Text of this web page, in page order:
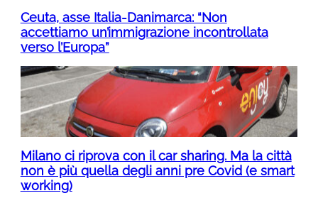
Ceuta, asse Italia-Danimarca: “Non
accettiamo un’immigrazione incontrollata
verso l’Europa”
Milano ci riprova con il car sharing. Ma la città
non è più quella degli anni pre Covid (e smart
working)